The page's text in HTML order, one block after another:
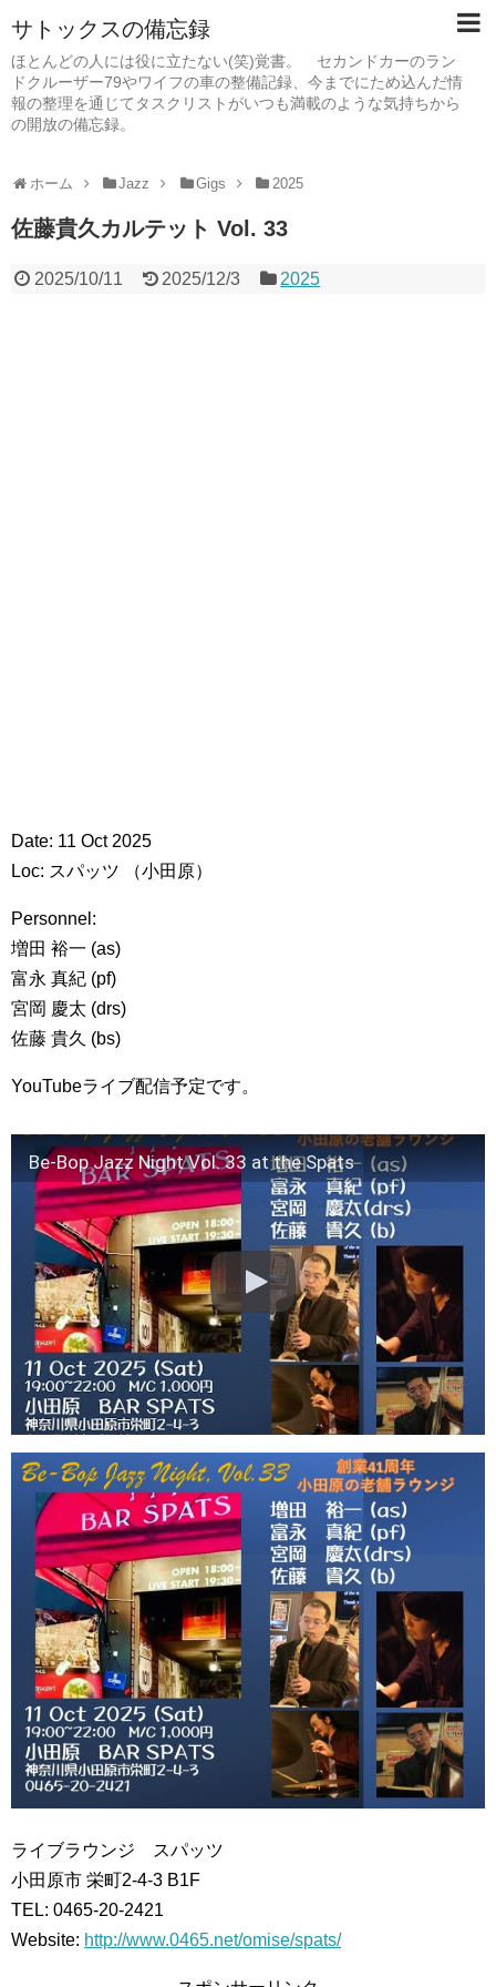
サトックスの備忘録
ほとんどの人には役に立たない(笑)覚書。 セカンドカーのラン
ドクルーザー79やワイフの車の整備記録、今までにため込んだ情
報の整理を通じてタスクリストがいつも満載のような気持ちから
の開放の備忘録。
ホーム Jazz Gigs 2025
佐藤貴久カルテット Vol. 33
2025/10/11 2025/12/3 2025
Date: 11 Oct 2025
Loc: スパッツ （小田原）
Personnel:
増田 裕一 (as)
富永 真紀 (pf)
宮岡 慶太 (drs)
佐藤 貴久 (bs)
YouTubeライブ配信予定です。
Be-Bop Jazz Night Vol. 33 at the Spats
ライブラウンジ スパッツ
小田原市 栄町2-4-3 B1F
TEL: 0465-20-2421
Website: http://www.0465.net/omise/spats/